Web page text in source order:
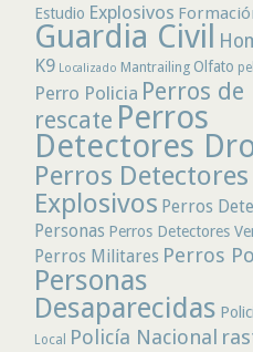
Estudio Explosivos
Guardia Civil
K9 Localizado Mantrailing Olfato
Perro Policia Perros de
rescate Perros
Detectores
Perros Detectores
Explosivos Perros
Personas Perros Detectores
Perros Militares Perros
Personas
Desaparecidas
Local
Policía Nacional